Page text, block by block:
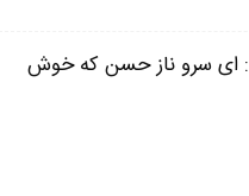
غزل شماره ۲۶۰ : ای سرو ناز حسن که خوش